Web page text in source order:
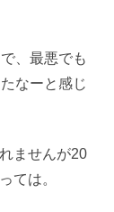
、最悪でも
なーと感じ
ませんが20
ては。